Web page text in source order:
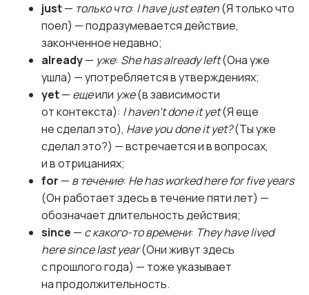
just— только что: I have just eaten(Я только что
поел) — подразумевается действие,
законченное недавно;
already— уже: She has already left(Она уже
ушла) — употребляется в утверждениях;
yet— ещеили уже(в зависимости
от контекста): I haven’t done it yet(Я еще
не сделал это), Have you done it yet?(Ты уже
сделал это?) — встречается и в вопросах,
и в отрицаниях;
for — в течение: He has worked here for five years
(Он работает здесь в течение пяти лет) —
обозначает длительность действия;
since — с какого-то времени: They have lived
here since last year(Они живут здесь
с прошлого года) — тоже указывает
на продолжительность.